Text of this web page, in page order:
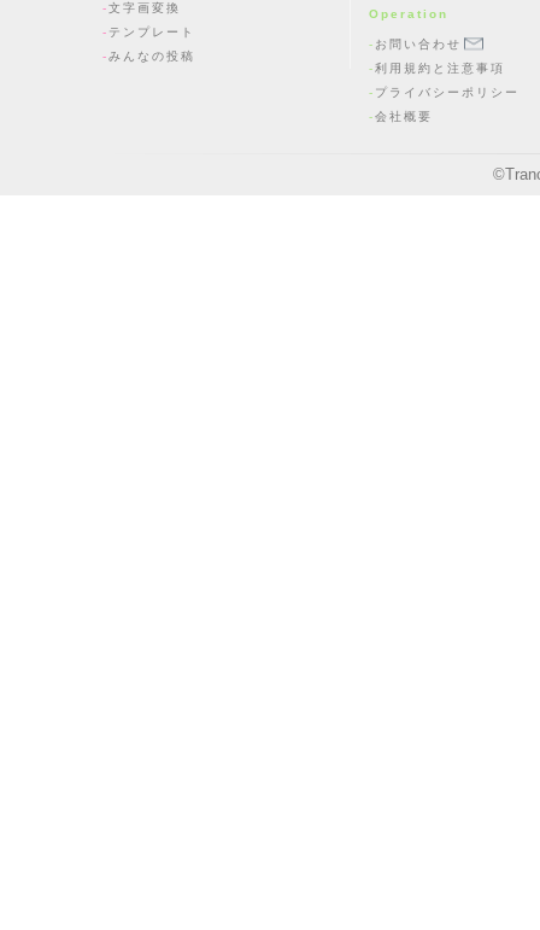
文字画変換
テンプレート
みんなの投稿
Operation
お問い合わせ
利用規約と注意事項
プライバシーポリシー
会社概要
©